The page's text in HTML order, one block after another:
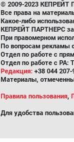
© 2009-2023 КЕПРЕЙТ
Все права на
Какое-либо
КЕПРЕЙТ ПАРТНЕРС
При правомерном
По вопросам рекламы
Отдел по работе с
Отдел по работе с РА:
Редакция: +38 044
Материалы,
Правила пользования,
Для удобства